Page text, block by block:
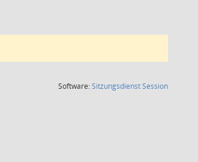
Software:SitzungsdienstSession(Wird in